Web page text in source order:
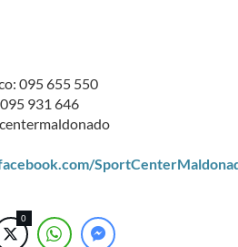
095 655 550
931 646
0